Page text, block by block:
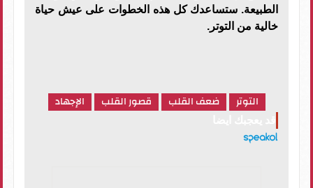
الطبيعة. ستساعدك كل هذه الخطوات على عيش حياة
خالية من التوتر.
التوتر ضعف القلب قصور القلب الإجهاد